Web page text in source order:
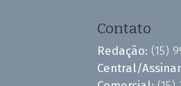
Contato
Redação: (15)
Central/